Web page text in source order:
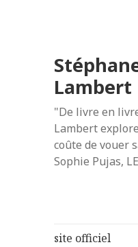
Lambert
"De livre en
Lambert
coûte de vouer
Sophie Pujas,
site officiel